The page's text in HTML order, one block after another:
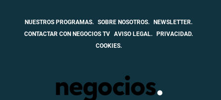
NUESTROS PROGRAMAS. SOBRE NOSOTROS. NEWSLETTER.
CONTACTAR CON NEGOCIOS TV AVISO LEGAL. PRIVACIDAD.
COOKIES.